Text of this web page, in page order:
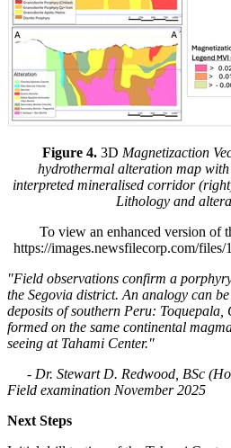
Figure 4. 3D Magnetizaction
hydrothermal alteration map
interpreted mineralised corridor
Lithology and
To view an enhanced version of
https://images.newsfilecorp.com/
"Field observations confirm a
the Segovia district. An analogy can
deposits of southern Peru: Toquepala,
formed on the same continental
seeing at Tahami Center."
- Dr. Stewart D. Redwood, BSc
Field examination November 2025
Next Steps